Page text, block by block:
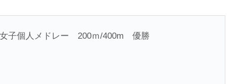
子個人メドレー 200ｍ/400m 優勝